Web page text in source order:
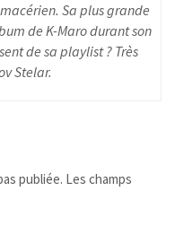
Sa plus grande
de K-Maro durant son
de sa playlist ? Très
Stelar.
publiée. Les champs